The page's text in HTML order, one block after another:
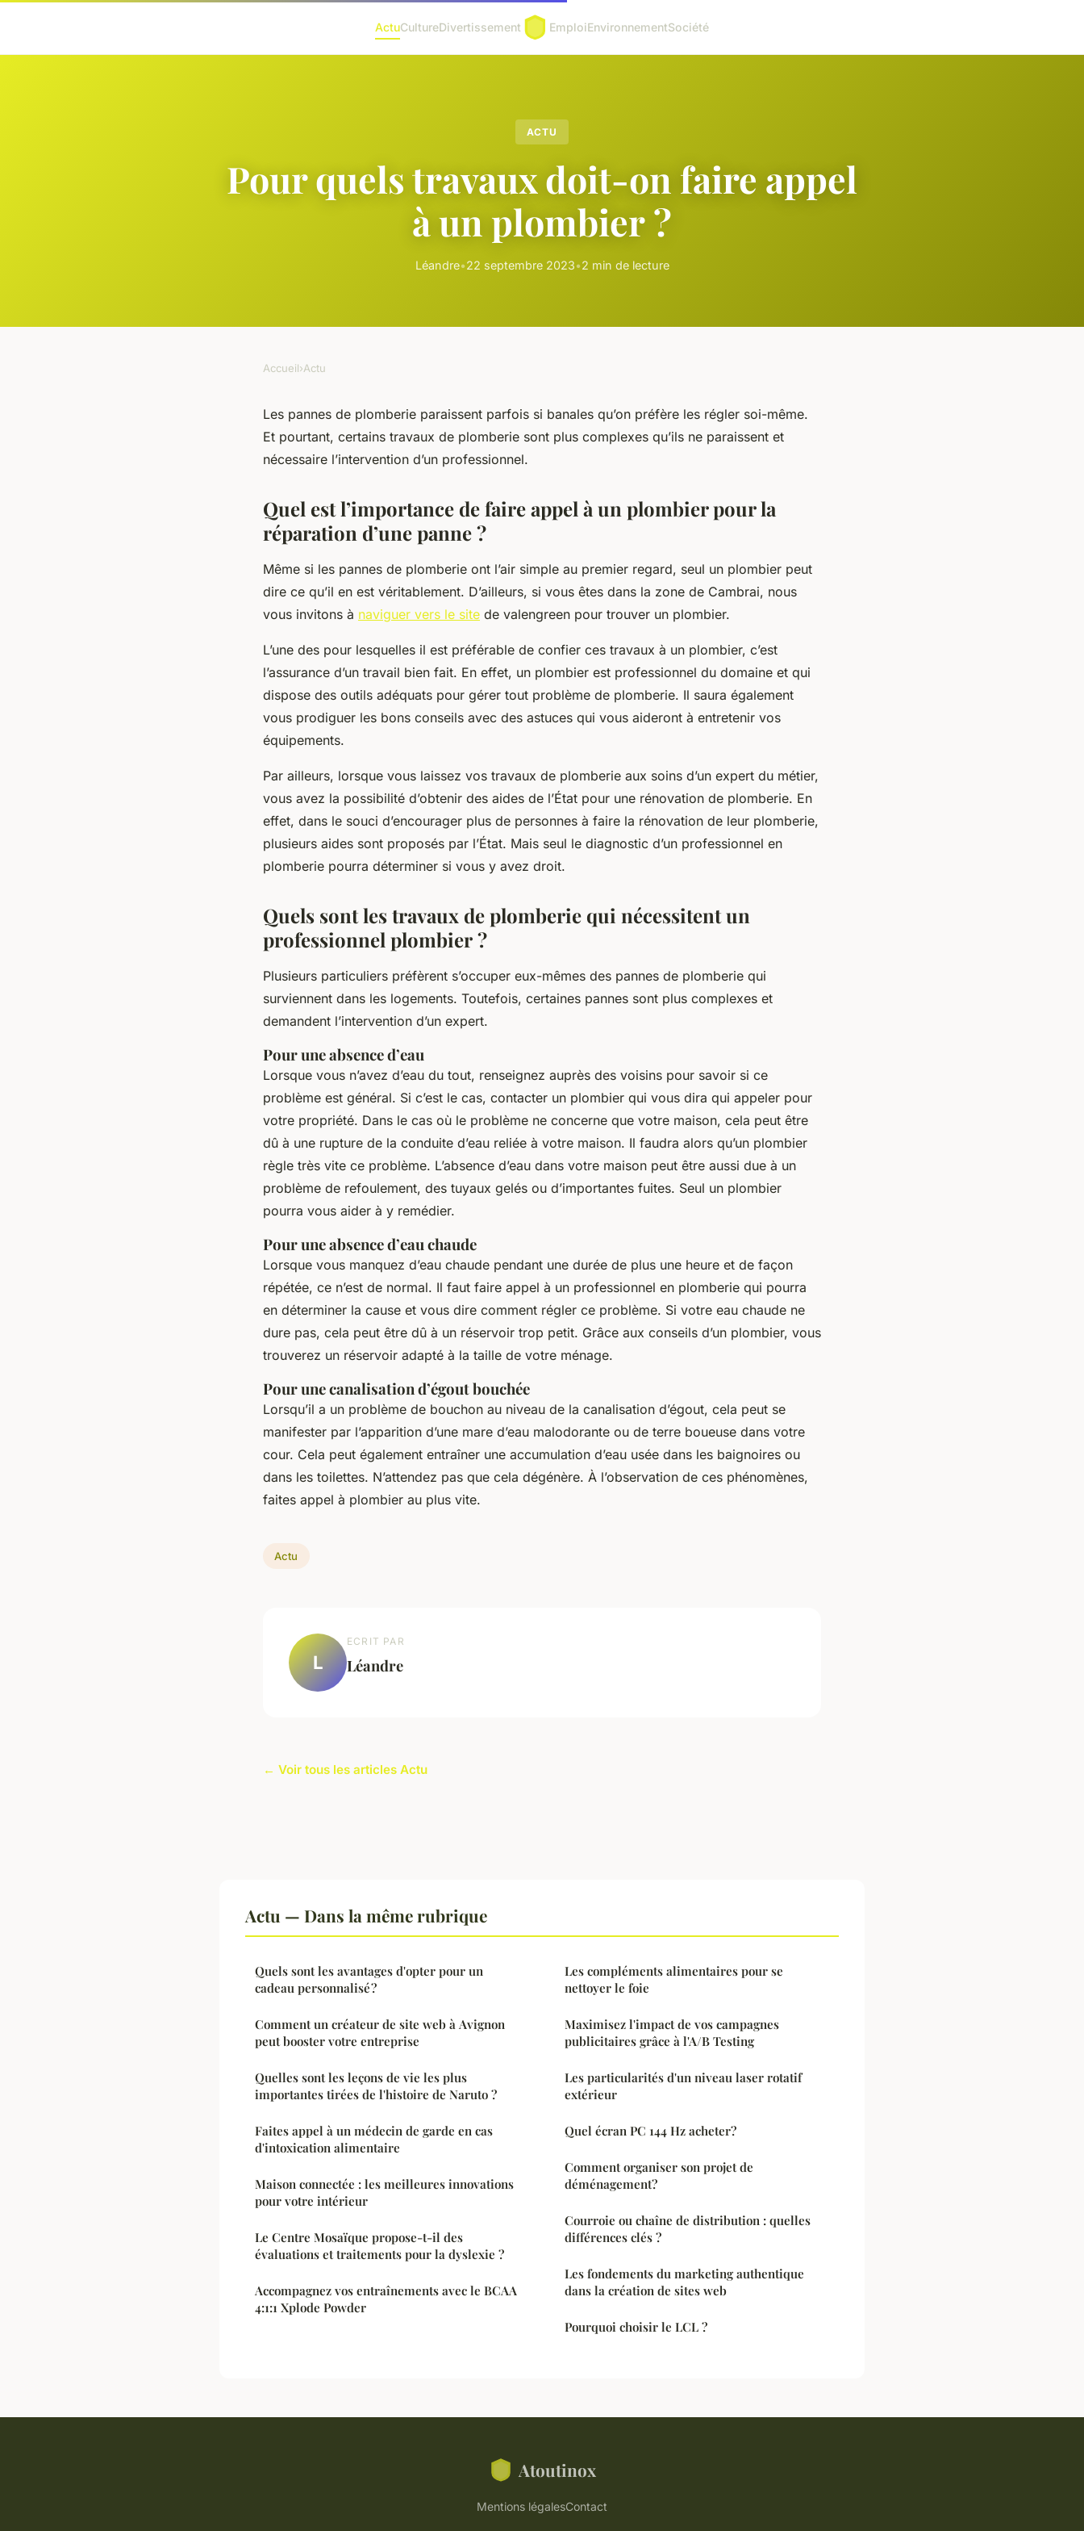
ActuCultureDivertissement EmploiEnvironnementSociété
ACTU
Pour quels travaux doit-on faire appel
à un plombier ?
Léandre•22 septembre 2023•2 min de lecture
Accueil›Actu
Les pannes de plomberie paraissent parfois si banales qu’on préfère les régler soi-même.
Et pourtant, certains travaux de plomberie sont plus complexes qu’ils ne paraissent et
nécessaire l’intervention d’un professionnel.
Quel est l’importance de faire appel à un plombier pour la
réparation d’une panne ?
Même si les pannes de plomberie ont l’air simple au premier regard, seul un plombier peut
dire ce qu’il en est véritablement. D’ailleurs, si vous êtes dans la zone de Cambrai, nous
vous invitons à naviguer vers le site de valengreen pour trouver un plombier.
L’une des pour lesquelles il est préférable de confier ces travaux à un plombier, c’est
l’assurance d’un travail bien fait. En effet, un plombier est professionnel du domaine et qui
dispose des outils adéquats pour gérer tout problème de plomberie. Il saura également
vous prodiguer les bons conseils avec des astuces qui vous aideront à entretenir vos
équipements.
Par ailleurs, lorsque vous laissez vos travaux de plomberie aux soins d’un expert du métier,
vous avez la possibilité d’obtenir des aides de l’État pour une rénovation de plomberie. En
effet, dans le souci d’encourager plus de personnes à faire la rénovation de leur plomberie,
plusieurs aides sont proposés par l’État. Mais seul le diagnostic d’un professionnel en
plomberie pourra déterminer si vous y avez droit.
Quels sont les travaux de plomberie qui nécessitent un
professionnel plombier ?
Plusieurs particuliers préfèrent s’occuper eux-mêmes des pannes de plomberie qui
surviennent dans les logements. Toutefois, certaines pannes sont plus complexes et
demandent l’intervention d’un expert.
Pour une absence d’eau
Lorsque vous n’avez d’eau du tout, renseignez auprès des voisins pour savoir si ce
problème est général. Si c’est le cas, contacter un plombier qui vous dira qui appeler pour
votre propriété. Dans le cas où le problème ne concerne que votre maison, cela peut être
dû à une rupture de la conduite d’eau reliée à votre maison. Il faudra alors qu’un plombier
règle très vite ce problème. L’absence d’eau dans votre maison peut être aussi due à un
problème de refoulement, des tuyaux gelés ou d’importantes fuites. Seul un plombier
pourra vous aider à y remédier.
Pour une absence d’eau chaude
Lorsque vous manquez d’eau chaude pendant une durée de plus une heure et de façon
répétée, ce n’est de normal. Il faut faire appel à un professionnel en plomberie qui pourra
en déterminer la cause et vous dire comment régler ce problème. Si votre eau chaude ne
dure pas, cela peut être dû à un réservoir trop petit. Grâce aux conseils d’un plombier, vous
trouverez un réservoir adapté à la taille de votre ménage.
Pour une canalisation d’égout bouchée
Lorsqu’il a un problème de bouchon au niveau de la canalisation d’égout, cela peut se
manifester par l’apparition d’une mare d’eau malodorante ou de terre boueuse dans votre
cour. Cela peut également entraîner une accumulation d’eau usée dans les baignoires ou
dans les toilettes. N’attendez pas que cela dégénère. À l’observation de ces phénomènes,
faites appel à plombier au plus vite.
Actu
L
ECRIT PAR
Léandre
← Voir tous les articles Actu
Actu — Dans la même rubrique
Quels sont les avantages d'opter pour un
cadeau personnalisé ?
Comment un créateur de site web à Avignon
peut booster votre entreprise
Quelles sont les leçons de vie les plus
importantes tirées de l'histoire de Naruto ?
Faites appel à un médecin de garde en cas
d'intoxication alimentaire
Maison connectée : les meilleures innovations
pour votre intérieur
Le Centre Mosaïque propose-t-il des
évaluations et traitements pour la dyslexie ?
Accompagnez vos entraînements avec le BCAA
4:1:1 Xplode Powder
Les compléments alimentaires pour se
nettoyer le foie
Maximisez l'impact de vos campagnes
publicitaires grâce à l'A/B Testing
Les particularités d'un niveau laser rotatif
extérieur
Quel écran PC 144 Hz acheter?
Comment organiser son projet de
déménagement?
Courroie ou chaîne de distribution : quelles
différences clés ?
Les fondements du marketing authentique
dans la création de sites web
Pourquoi choisir le LCL ?
Atoutinox
Mentions légalesContact